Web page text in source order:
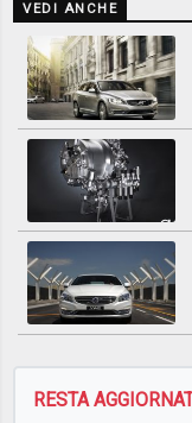
VEDI ANCHE
RESTA